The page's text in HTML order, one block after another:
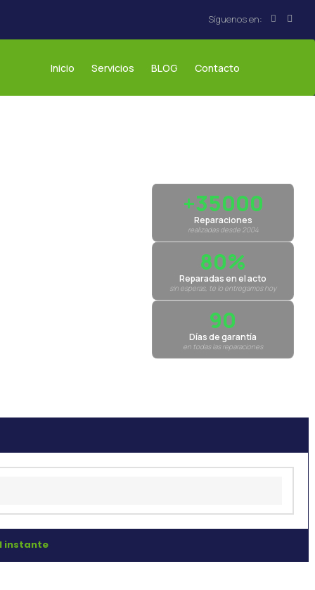
Inicio Servicios BLOG Contacto
+35000
Reparaciones
realizadas desde 2004
80%
Reparadas en el acto
sin esperas, te lo entregamos hoy
90
Días de garantía
en todas las reparaciones
instante